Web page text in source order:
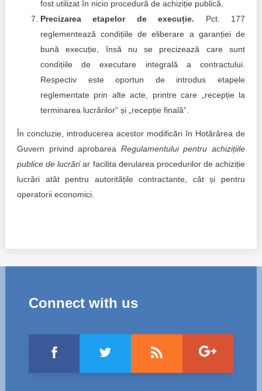
fost utilizat în nicio procedură de achiziție publică.
Precizarea etapelor de execuție. Pct. 177
reglementează condițiile de eliberare a garanției de
bună execuție, însă nu se precizează care sunt
condițiile de executare integrală a contractului.
Respectiv este oportun de introdus etapele
reglementate prin alte acte, printre care „recepție la
terminarea lucrărilor” și „recepție finală”.
În concluzie, introducerea acestor modificări în Hotărârea de
Guvern privind aprobarea Regulamentului pentru achizițiile
publice de lucrăriar facilita derularea procedurilor de achiziție
lucrări atât pentru autoritățile contractante, cât și pentru
operatorii economici.
Connect with us